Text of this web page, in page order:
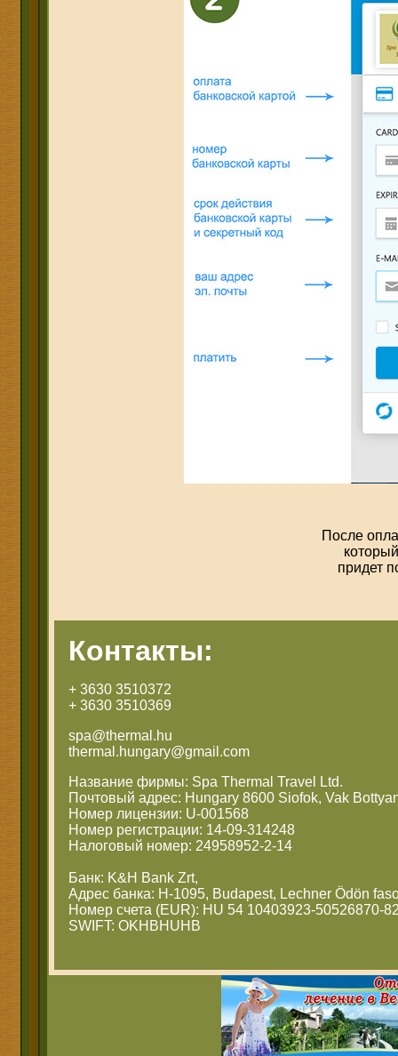
После
придет
Контакты:
+ 3630 3510372
+ 3630 3510369
spa@thermal.hu
thermal.hungary@gmail.com
Название фирмы: Spa Thermal Travel Ltd.
Почтовый адрес: Hungary 8600 Siofok, Vak
Номер лицензии: U-001568
Номер регистрации: 14-09-314248
Налоговый номер: 24958952-2-14
Банк: K&H Bank Zrt,
Адрес банка: H-1095, Budapest, Lechner Ödön
Номер счета (EUR): HU 54 10403923-50526870-
SWIFT: OKHBHUHB